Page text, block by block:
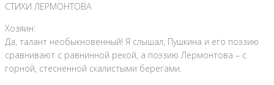
СТИХИ ЛЕРМОНТОВА
Хозяин:
Да, талант необыкновенный! Я слышал, Пушкина и его поэзию
сравнивают с равнинной рекой, а поэзию Лермонтова – с
горной, стесненной скалистыми берегами.